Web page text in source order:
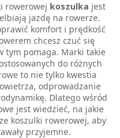
rowerowej koszulka jest
jazdę na rowerze.
komfort i prędkość
chcesz czuć się
tym pomaga. Marki takie
do różnych
to nie tylko kwestia
odprowadzanie
Dlatego wśród
jest wiedzieć, na jakie
koszulki rowerowej, aby
przyjemne.